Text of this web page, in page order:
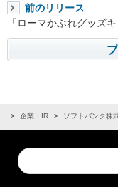
前のリリース
「ローマかぶれグッズ
企業・IR ソフトバンク株
Conduct
a